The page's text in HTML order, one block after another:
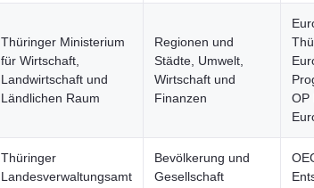
Thüringer Ministerium
für Wirtschaft,
Landwirtschaft und
Ländlichen Raum
Regionen und
Städte, Umwelt,
Wirtschaft und
Finanzen
OP
Thüringer
Landesverwaltungsamt
Bevölkerung und
Gesellschaft